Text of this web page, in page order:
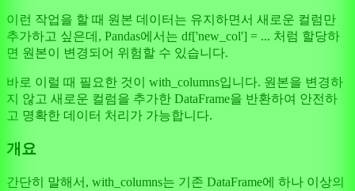
이런 작업을 할 때 원본 데이터는 유지하면서 새로운 컬럼만
추가하고 싶은데, Pandas에서는 df['new_col'] = ... 처럼 할당하
면 원본이 변경되어 위험할 수 있습니다.
바로 이럴 때 필요한 것이 with_columns입니다. 원본을 변경하
지 않고 새로운 컬럼을 추가한 DataFrame을 반환하여 안전하
고 명확한 데이터 처리가 가능합니다.
개요
간단히 말해서, with_columns는 기존 DataFrame에 하나 이상의